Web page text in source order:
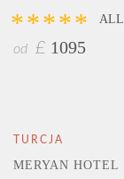
*****
od £ 1095
TURCJA
MERYAN HOTEL